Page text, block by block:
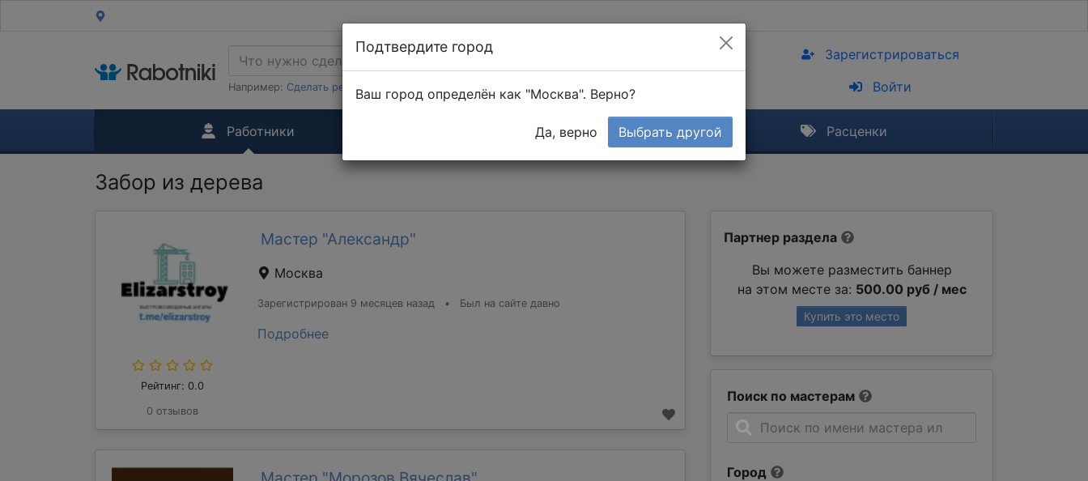
Например: Сделать ремонт в 1-к квартире
Зарегистрироваться
Войти
Работники Тендеры Расценки
Забор из дерева
Партнер раздела
Вы можете разместить баннер
на этом месте за: 500.00 руб / мес
Купить это место
Поиск по мастерам
Город
Рейтинг: 0.0
0 отзывов
Мастер "Александр"
Москва
Зарегистрирован 9 месяцев назад • Был на сайте давно
Подробнее
Подтвердите город
Ваш город определён как "Москва". Верно?
Да, верно Выбрать другой